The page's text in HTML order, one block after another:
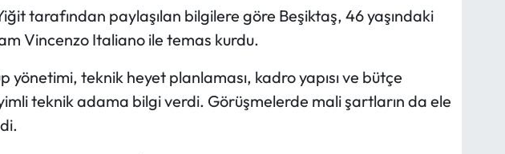
tarafından paylaşılan bilgilere göre Beşiktaş, 46 yaşındaki
Vincenzo Italiano ile temas kurdu.
yönetimi, teknik heyet planlaması, kadro yapısı ve bütçe
teknik adama bilgi verdi. Görüşmelerde mali şartların da ele